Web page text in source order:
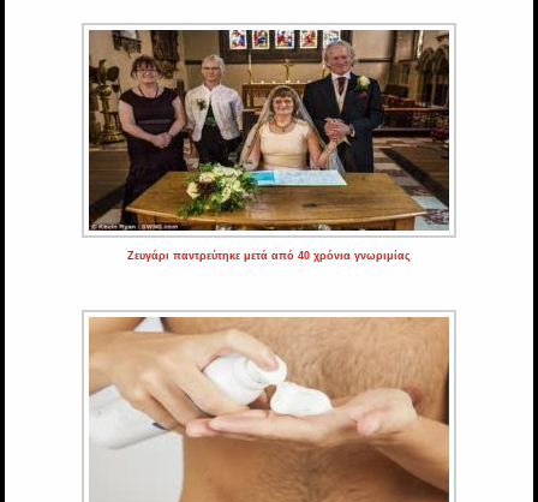
Ζευγάρι παντρεύτηκε μετά από 40 χρόνια γνωριμίας